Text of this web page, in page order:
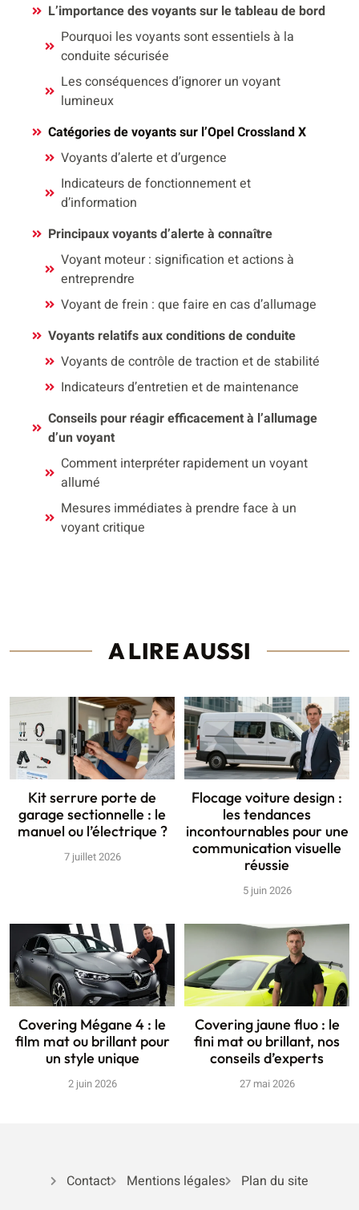
L’importance des voyants sur le tableau de bord
Pourquoi les voyants sont essentiels à la
conduite sécurisée
Les conséquences d’ignorer un voyant
lumineux
Catégories de voyants sur l’Opel Crossland X
Voyants d’alerte et d’urgence
Indicateurs de fonctionnement et
d’information
Principaux voyants d’alerte à connaître
Voyant moteur : signification et actions à
entreprendre
Voyant de frein : que faire en cas d’allumage
Voyants relatifs aux conditions de conduite
Voyants de contrôle de traction et de stabilité
Indicateurs d’entretien et de maintenance
Conseils pour réagir efficacement à l’allumage
d’un voyant
Comment interpréter rapidement un voyant
allumé
Mesures immédiates à prendre face à un
voyant critique
A LIRE AUSSI
Kit serrure porte de
garage sectionnelle : le
manuel ou l’électrique ?
7 juillet 2026
Flocage voiture design :
les tendances
incontournables pour une
communication visuelle
réussie
5 juin 2026
Covering Mégane 4 : le
film mat ou brillant pour
un style unique
2 juin 2026
Covering jaune fluo : le
fini mat ou brillant, nos
conseils d’experts
27 mai 2026
Contact Mentions légales Plan du site